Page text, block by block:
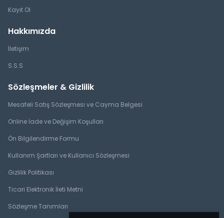
Kayıt Ol
Hakkımızda
İletişim
S.S.S
Sözleşmeler & Gizlilik
Mesafeli Satış Sözleşmesi ve Cayma Belgesi
Online İade ve Değişim Koşulları
Ön Bilgilendirme Formu
Kullanım Şartları ve Kullanıcı Sözleşmesi
Gizlilik Politikası
Ticari Elektronik İleti Metni
Sözleşme Tanımları